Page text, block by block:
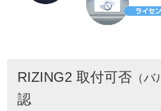
RIZING2 取付可否 （
認